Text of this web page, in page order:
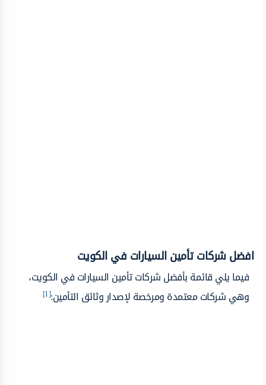
افضل شركات تأمين السيارات في الكويت
فيما يلي قائمة بأفضل شركات تأمين السيارات في الكويت،
وهي شركات معتمدة ومرخصة لإصدار وثائق التأمين:[1]